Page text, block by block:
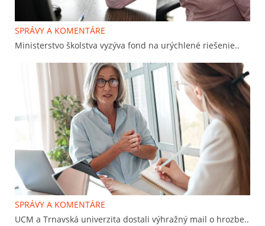
SPRÁVY A KOMENTÁRE
Ministerstvo školstva vyzýva fond na urýchlené riešenie..
SPRÁVY A KOMENTÁRE
UCM a Trnavská univerzita dostali výhražný mail o hrozbe..